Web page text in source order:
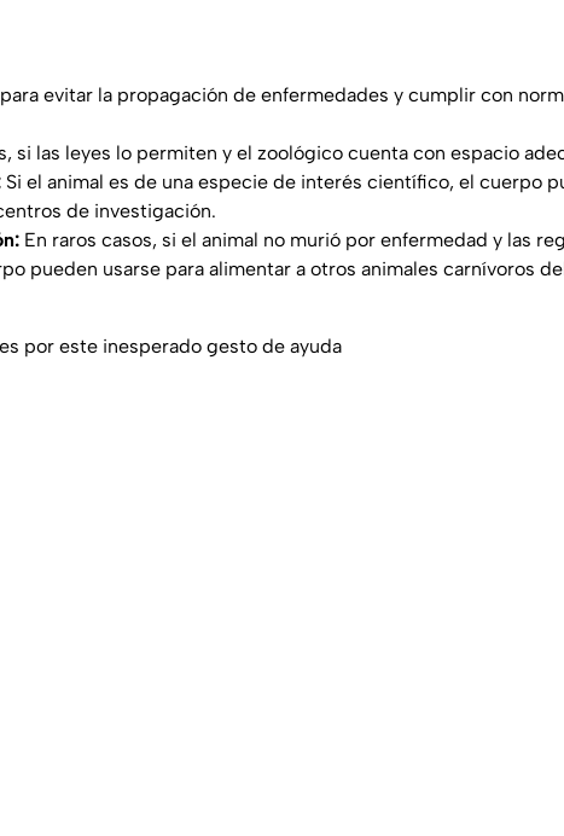
evitar la propagación de enfermedades y cumplir con
si las leyes lo permiten y el zoológico cuenta con espacio
Si el animal es de una especie de interés científico, el cuerpo
de investigación.
En raros casos, si el animal no murió por enfermedad y las
pueden usarse para alimentar a otros animales carnívoros
por este inesperado gesto de ayuda